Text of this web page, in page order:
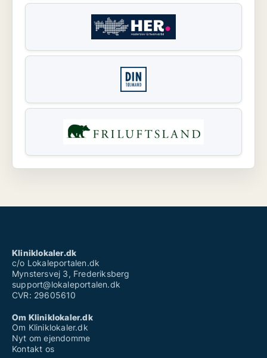
Kliniklokaler.dk
c/o Lokaleportalen.dk
Mynstersvej 3, Frederiksberg
support@lokaleportalen.dk
CVR: 29605610
Om Kliniklokaler.dk
Om Kliniklokaler.dk
Nyt om ejendomme
Kontakt os